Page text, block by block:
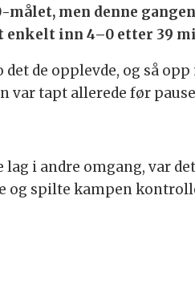
men denne
inn 4–0 etter 39
de opplevde, og så
var tapt allerede før
i andre omgang, var
og spilte kampen